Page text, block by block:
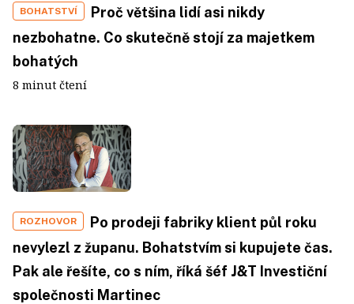
BOHATSTVÍ
Proč většina lidí asi nikdy
nezbohatne. Co skutečně stojí za majetkem
bohatých
8 minut čtení
ROZHOVOR
Po prodeji fabriky klient půl roku
nevylezl z županu. Bohatstvím si kupujete čas.
Pak ale řešíte, co s ním, říká šéf J&T Investiční
společnosti Martinec